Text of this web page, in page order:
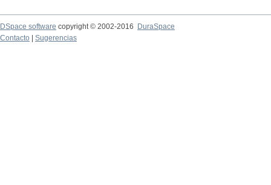
DSpace software copyright © 2002-2016
DuraSpace
Contacto
Sugerencias